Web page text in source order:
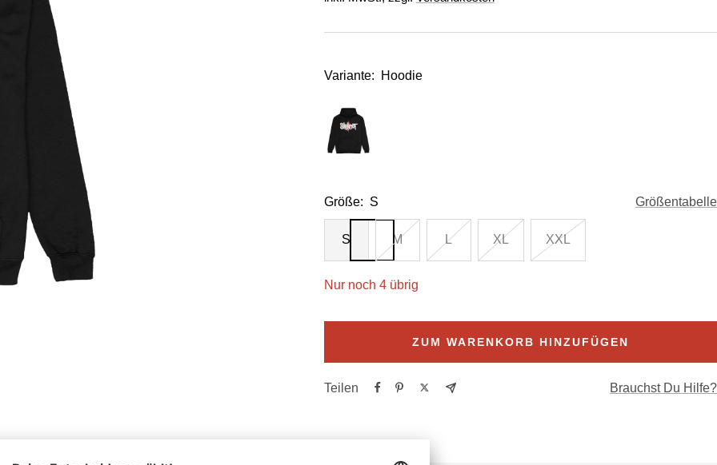
Variante: Hoodie
Größe: S Größentabelle
S M L XL XXL
Nur noch 4 übrig
ZUM WARENKORB HINZUFÜGEN
Teilen Brauchst Du Hilfe?